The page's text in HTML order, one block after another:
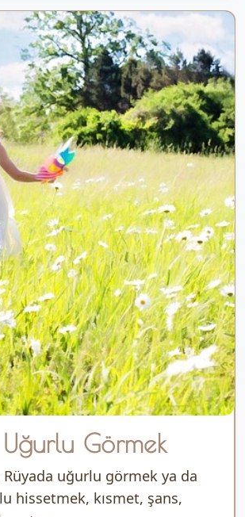
Görmek
Rüyada uğurlu görmek ya da
hissetmek, kısmet, şans,